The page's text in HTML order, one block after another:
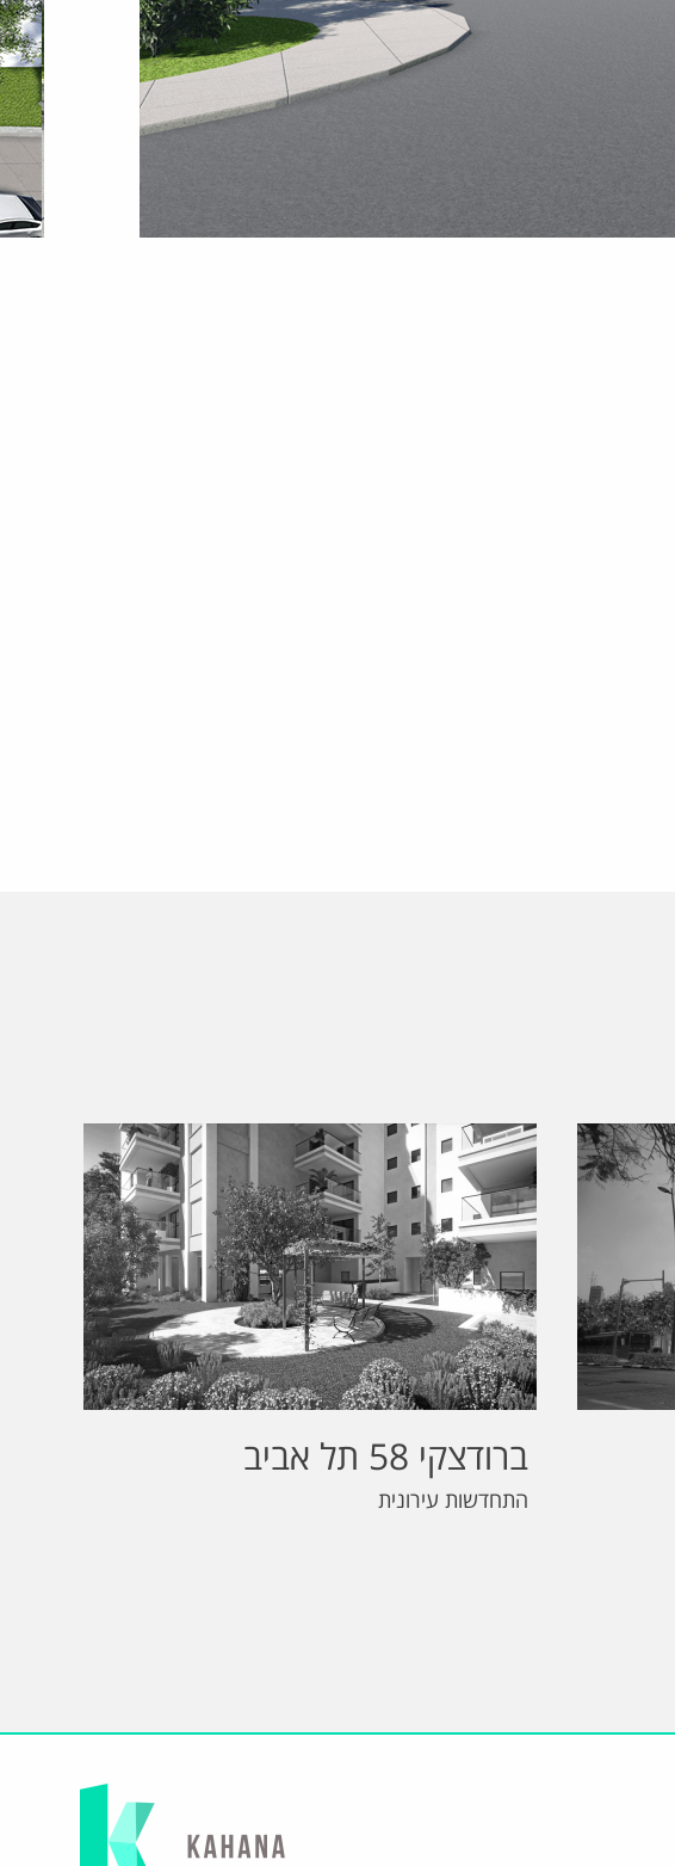
ברודצקי 58 תל אביב
התחדשות עירונית